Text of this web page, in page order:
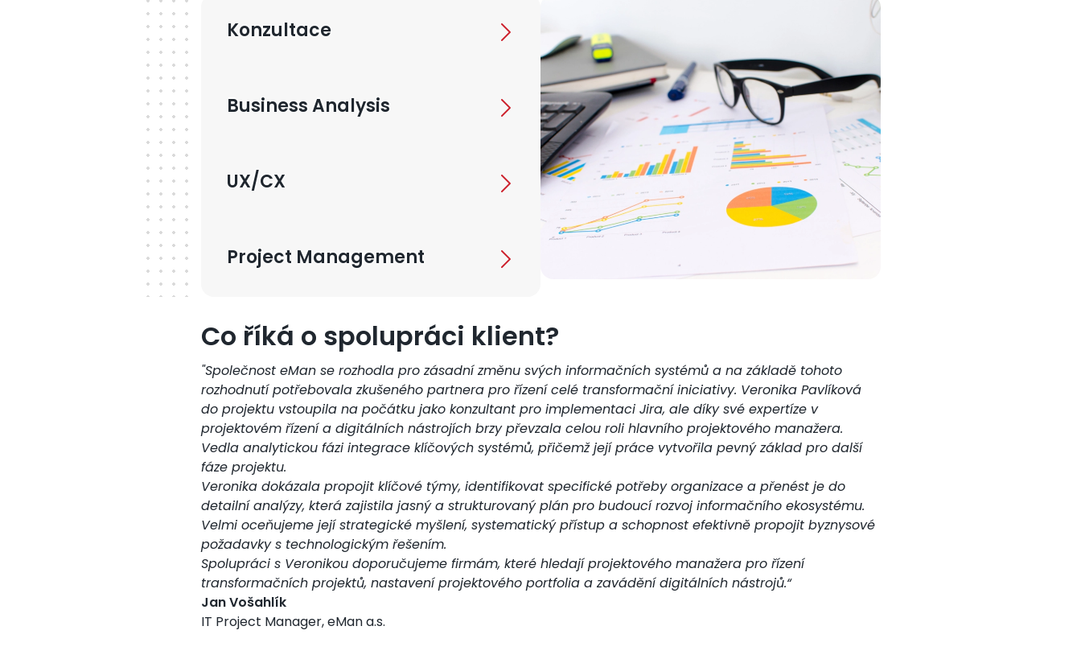
Konzultace
Business Analysis
UX/CX
Project Management
Co říká o spolupráci klient?
"Společnost eMan se rozhodla pro zásadní změnu svých informačních systémů a na základě tohoto
rozhodnutí potřebovala zkušeného partnera pro řízení celé transformační iniciativy. Veronika Pavlíková
do projektu vstoupila na počátku jako konzultant pro implementaci Jira, ale díky své expertíze v
projektovém řízení a digitálních nástrojích brzy převzala celou roli hlavního projektového manažera.
Vedla analytickou fázi integrace klíčových systémů, přičemž její práce vytvořila pevný základ pro další
fáze projektu.
Veronika dokázala propojit klíčové týmy, identifikovat specifické potřeby organizace a přenést je do
detailní analýzy, která zajistila jasný a strukturovaný plán pro budoucí rozvoj informačního ekosystému.
Velmi oceňujeme její strategické myšlení, systematický přístup a schopnost efektivně propojit byznysové
požadavky s technologickým řešením.
Spolupráci s Veronikou doporučujeme firmám, které hledají projektového manažera pro řízení
transformačních projektů, nastavení projektového portfolia a zavádění digitálních nástrojů.“
Jan Vošahlík
IT Project Manager, eMan a.s.